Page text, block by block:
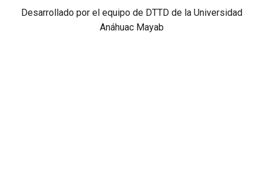
Desarrollado por el equipo de DTTD de la Universidad
Anáhuac Mayab